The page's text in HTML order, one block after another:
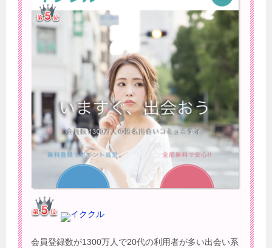
イククル
会員登録数が1300万人で20代の利用者が多い出会い系